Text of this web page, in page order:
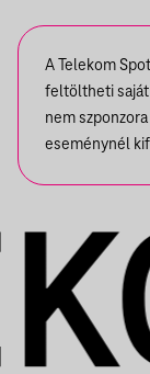
A Telekom
feltöltheti saját
nem
eseménynél